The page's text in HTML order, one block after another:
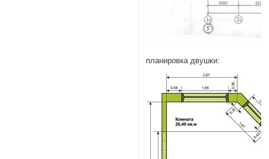
планировка двушки: